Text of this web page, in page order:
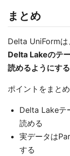
まとめ
Delta UniFormは
Delta Lakeのテ
読めるようにす
ポイントをまと
Delta Lakeテ
読める
実データは
する